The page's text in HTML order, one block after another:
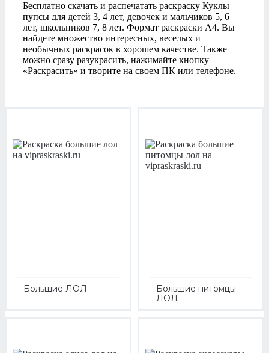
Бесплатно скачать и распечатать раскраску Куклы
пупсы для детей 3, 4 лет, девочек и мальчиков 5, 6
лет, школьников 7, 8 лет. Формат раскраски А4. Вы
найдете множество интересных, веселых и
необычных раскрасок в хорошем качестве. Также
можно сразу разукрасить, нажимайте кнопку
«Раскрасить» и творите на своем ПК или телефоне.
Большие ЛОЛ
Большие питомцы
ЛОЛ